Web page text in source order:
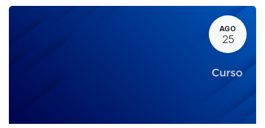
AGO
25